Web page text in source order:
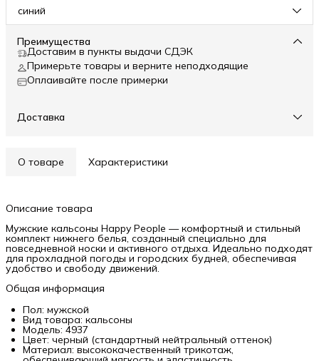
синий
Преимущества
Доставим в пункты выдачи СДЭК
Примерьте товары и верните неподходящие
Оплаивайте после примерки
Доставка
О товаре Характеристики
Описание товара
Мужские кальсоны Happy People — комфортный и стильный
комплект нижнего белья, созданный специально для
повседневной носки и активного отдыха. Идеально подходят
для прохладной погоды и городских будней, обеспечивая
удобство и свободу движений.
Общая информация
Пол: мужской
Вид товара: кальсоны
Модель: 4937
Цвет: черный (стандартный нейтральный оттенок)
Материал: высококачественный трикотаж,